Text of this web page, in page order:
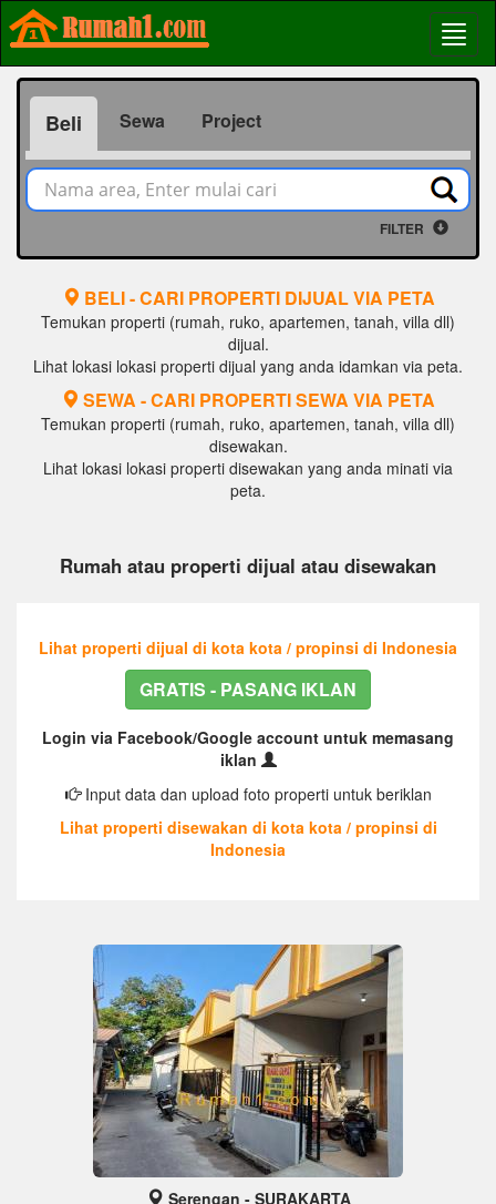
Beli Sewa Project
FILTER
BELI - CARI PROPERTI DIJUAL VIA PETA
Temukan properti (rumah, ruko, apartemen, tanah, villa dll)
dijual.
Lihat lokasi lokasi properti dijual yang anda idamkan via peta.
SEWA - CARI PROPERTI SEWA VIA PETA
Temukan properti (rumah, ruko, apartemen, tanah, villa dll)
disewakan.
Lihat lokasi lokasi properti disewakan yang anda minati via
peta.
Rumah atau properti dijual atau disewakan
Lihat properti dijual di kota kota / propinsi di Indonesia
GRATIS - PASANG IKLAN
Login via Facebook/Google account untuk memasang
iklan
Input data dan upload foto properti untuk beriklan
Lihat properti disewakan di kota kota / propinsi di
Indonesia
Serengan - SURAKARTA